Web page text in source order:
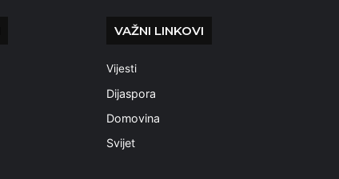
VAŽNI LINKOVI
Vijesti
Dijaspora
Domovina
Svijet